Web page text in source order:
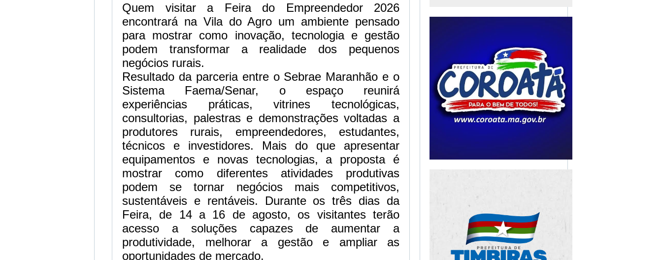
Quem visitar a Feira do Empreendedor 2026
encontrará na Vila do Agro um ambiente pensado
para mostrar como inovação, tecnologia e gestão
podem transformar a realidade dos pequenos
negócios rurais.
Resultado da parceria entre o Sebrae Maranhão e o
Sistema Faema/Senar, o espaço reunirá
experiências práticas, vitrines tecnológicas,
consultorias, palestras e demonstrações voltadas a
produtores rurais, empreendedores, estudantes,
técnicos e investidores. Mais do que apresentar
equipamentos e novas tecnologias, a proposta é
mostrar como diferentes atividades produtivas
podem se tornar negócios mais competitivos,
sustentáveis e rentáveis. Durante os três dias da
Feira, de 14 a 16 de agosto, os visitantes terão
acesso a soluções capazes de aumentar a
produtividade, melhorar a gestão e ampliar as
oportunidades de mercado.